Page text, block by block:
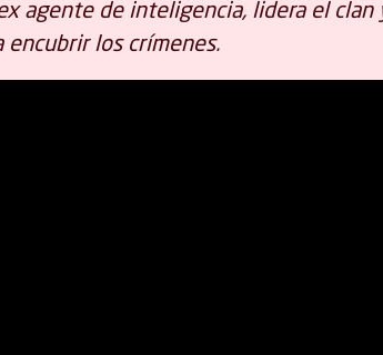
agente de inteligencia, lidera el
encubrir los crímenes.